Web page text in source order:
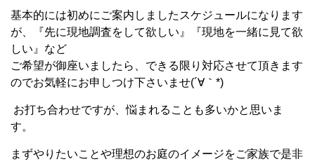
基本的には初めにご案内しましたスケジュールになります
が、『先に現地調査をして欲しい』『現地を一緒に見て欲
しい』など
ご希望が御座いましたら、できる限り対応させて頂きます
のでお気軽にお申しつけ下さいませ(´∀｀*)
お打ち合わせですが、悩まれることも多いかと思いま
す。
まずやりたいことや理想のお庭のイメージをご家族で是非